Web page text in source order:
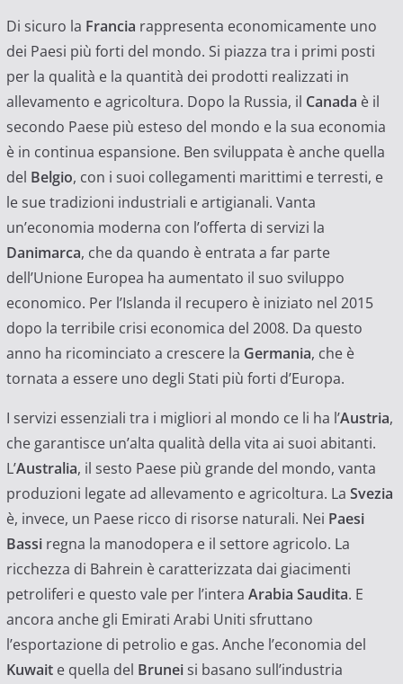
Di sicuro la Francia rappresenta economicamente uno
dei Paesi più forti del mondo. Si piazza tra i primi posti
per la qualità e la quantità dei prodotti realizzati in
allevamento e agricoltura. Dopo la Russia, il Canada è il
secondo Paese più esteso del mondo e la sua economia
è in continua espansione. Ben sviluppata è anche quella
del Belgio, con i suoi collegamenti marittimi e terresti, e
le sue tradizioni industriali e artigianali. Vanta
un’economia moderna con l’offerta di servizi la
Danimarca, che da quando è entrata a far parte
dell’Unione Europea ha aumentato il suo sviluppo
economico. Per l’Islanda il recupero è iniziato nel 2015
dopo la terribile crisi economica del 2008. Da questo
anno ha ricominciato a crescere la Germania, che è
tornata a essere uno degli Stati più forti d’Europa.
I servizi essenziali tra i migliori al mondo ce li ha l’Austria,
che garantisce un’alta qualità della vita ai suoi abitanti.
L’Australia, il sesto Paese più grande del mondo, vanta
produzioni legate ad allevamento e agricoltura. La Svezia
è, invece, un Paese ricco di risorse naturali. Nei Paesi
Bassiregna la manodopera e il settore agricolo. La
ricchezza di Bahrein è caratterizzata dai giacimenti
petroliferi e questo vale per l’intera Arabia Saudita. E
ancora anche gli Emirati Arabi Uniti sfruttano
l’esportazione di petrolio e gas. Anche l’economia del
Kuwait e quella del Brunei si basano sull’industria